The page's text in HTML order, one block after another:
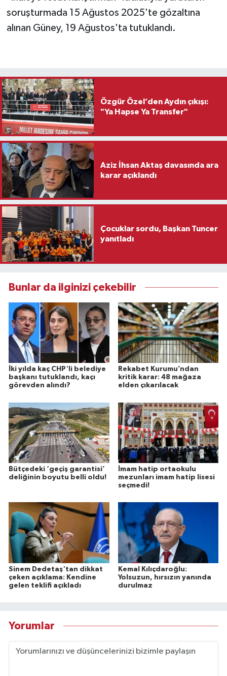
soruşturmada 15 Ağustos 2025'te gözaltına
alınan Güney, 19 Ağustos'ta tutuklandı.
Özgür Özel’den Aydın çıkışı:
"Ya Hapse Ya Transfer"
Aziz İhsan Aktaş davasında ara
karar açıklandı
Çocuklar sordu, Başkan Tuncer
yanıtladı
Bunlar da ilginizi çekebilir
İki yılda kaç CHP'li belediye
başkanı tutuklandı, kaçı
görevden alındı?
Rekabet Kurumu’ndan
kritik karar: 48 mağaza
elden çıkarılacak
Bütçedeki ‘geçiş garantisi’
deliğinin boyutu belli oldu!
İmam hatip ortaokulu
mezunları imam hatip lisesi
seçmedi!
Sinem Dedetaş'tan dikkat
çeken açıklama: Kendine
gelen teklifi açıkladı
Kemal Kılıçdaroğlu:
Yolsuzun, hırsızın yanında
durulmaz
Yorumlar